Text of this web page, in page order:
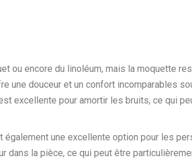
ou encore du linoléum, mais la moquette
une douceur et un confort incomparables
excellente pour amortir les bruits, ce qui
une excellente option pour les
dans la pièce, ce qui peut être